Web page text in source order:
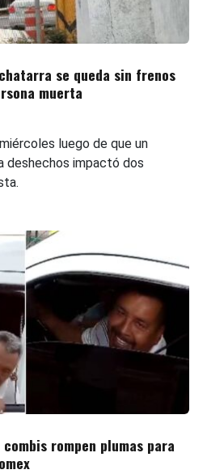
chatarra se queda sin frenos
muerta
luego de que un
deshechos impactó dos
combis rompen plumas para